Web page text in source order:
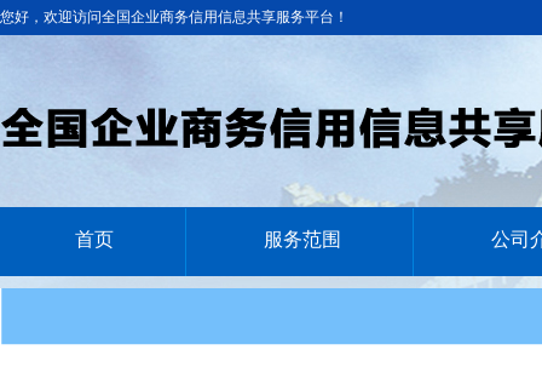
您好，欢迎访问全国企业商务信用信息共享服务平台！
首页 服务范围 公司